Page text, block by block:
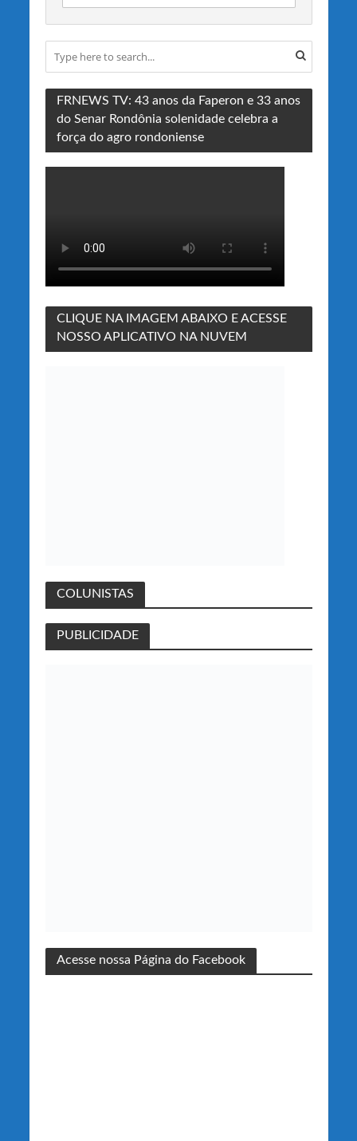
FRNEWS TV: 43 anos da Faperon e 33 anos
do Senar Rondônia solenidade celebra a
força do agro rondoniense
CLIQUE NA IMAGEM ABAIXO E ACESSE
NOSSO APLICATIVO NA NUVEM
COLUNISTAS
PUBLICIDADE
Acesse nossa Página do Facebook